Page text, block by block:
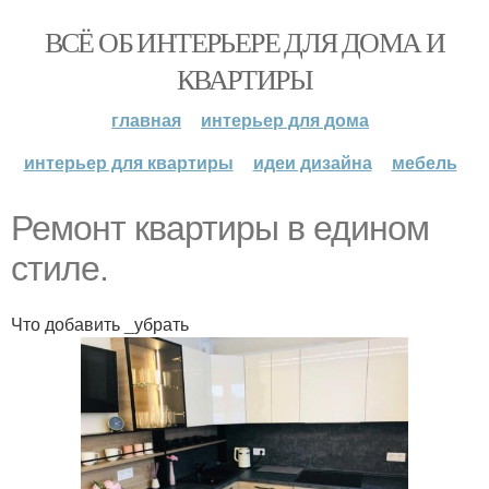
ВСЁ ОБ ИНТЕРЬЕРЕ ДЛЯ ДОМА И
КВАРТИРЫ
главная
интерьер для дома
интерьер для квартиры
идеи дизайна мебель
Ремонт квартиры в едином
стиле.
Что добавить _убрать